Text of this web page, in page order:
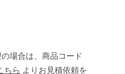
場合は、商品コード
ちら よりお見積依頼を